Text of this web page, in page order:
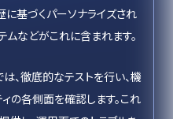
基づくパーソナライズされ
などがこれに含まれます。
、徹底的なテストを行い、機
ィの各側面を確認します。これ